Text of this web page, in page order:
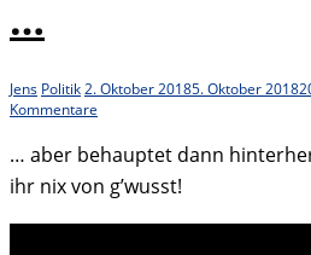
…
Jens Politik2. Oktober 20185. Oktober 2018
Kommentare
… aber behauptet dann
ihr nix von g’wusst!